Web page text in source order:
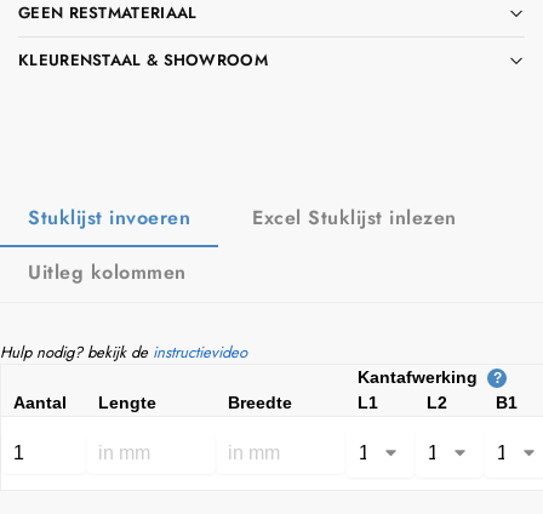
GEEN RESTMATERIAAL
KLEURENSTAAL & SHOWROOM
Stuklijst invoeren
Excel Stuklijst inlezen
Uitleg kolommen
Hulp nodig? bekijk de instructievideo
Kantafwerking ?
Aantal Lengte Breedte L1 L2 B1